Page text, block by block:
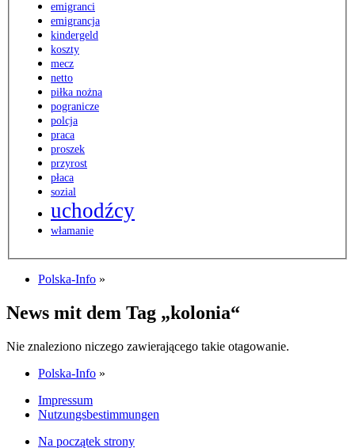
emigranci
emigrancja
kindergeld
koszty
mecz
netto
piłka nożna
pogranicze
polcja
praca
proszek
przyrost
płaca
sozial
uchodźcy
włamanie
Polska-Info »
News mit dem Tag „kolonia“
Nie znaleziono niczego zawierającego takie otagowanie.
Polska-Info »
Impressum
Nutzungsbestimmungen
Na początek strony